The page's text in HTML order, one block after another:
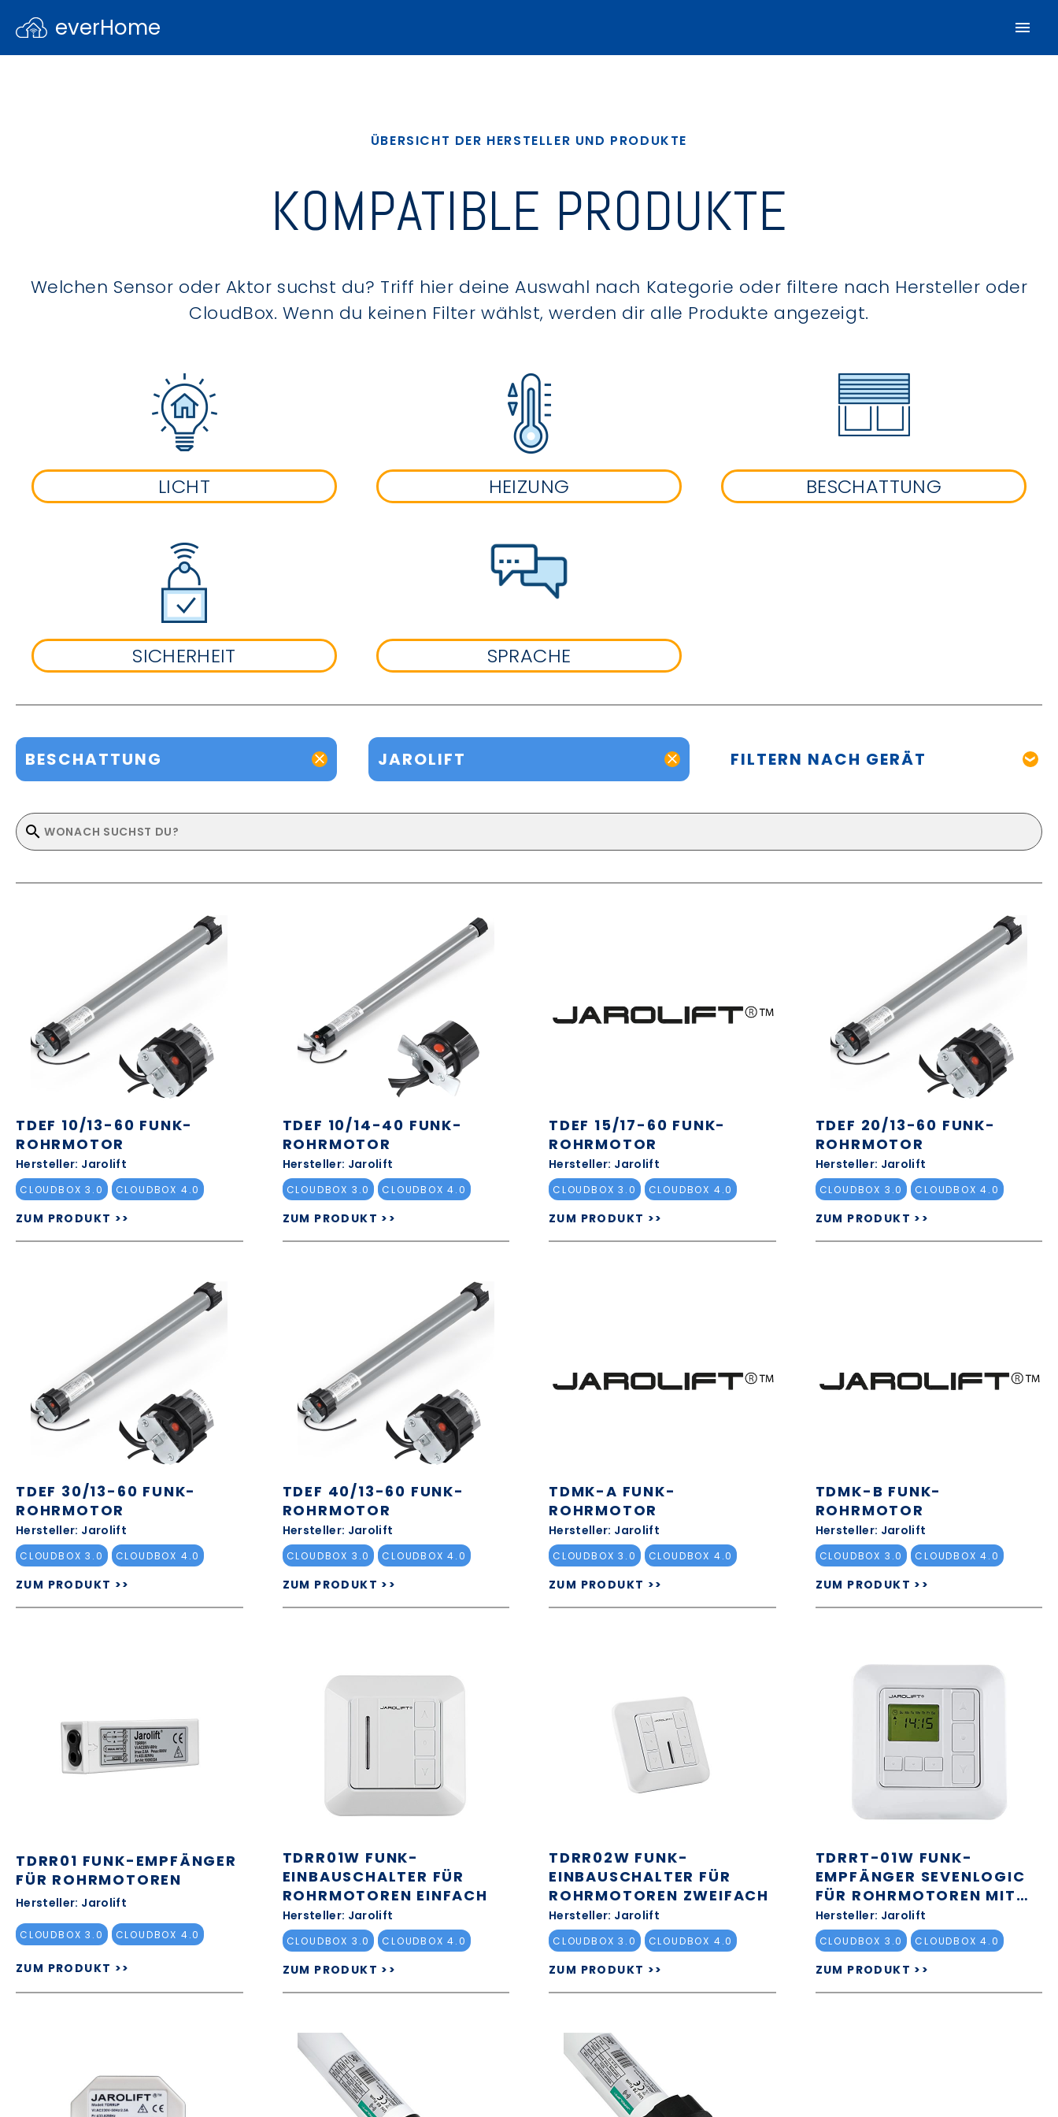
everHome
ÜBERSICHT DER HERSTELLER UND PRODUKTE
KOMPATIBLE PRODUKTE
Welchen Sensor oder Aktor suchst du? Triff hier deine Auswahl nach Kategorie oder filtere nach Hersteller oder
CloudBox. Wenn du keinen Filter wählst, werden dir alle Produkte angezeigt.
LICHT HEIZUNG BESCHATTUNG
SICHERHEIT SPRACHE
BESCHATTUNG JAROLIFT FILTERN NACH GERÄT
TDEF 10/13-60 FUNK-
ROHRMOTOR
Hersteller: Jarolift
CLOUDBOX 3.0 CLOUDBOX 4.0
ZUM PRODUKT >>
TDEF 10/14-40 FUNK-
ROHRMOTOR
Hersteller: Jarolift
CLOUDBOX 3.0 CLOUDBOX 4.0
ZUM PRODUKT >>
TDEF 15/17-60 FUNK-
ROHRMOTOR
Hersteller: Jarolift
CLOUDBOX 3.0 CLOUDBOX 4.0
ZUM PRODUKT >>
TDEF 20/13-60 FUNK-
ROHRMOTOR
Hersteller: Jarolift
CLOUDBOX 3.0 CLOUDBOX 4.0
ZUM PRODUKT >>
TDEF 30/13-60 FUNK-
ROHRMOTOR
Hersteller: Jarolift
CLOUDBOX 3.0 CLOUDBOX 4.0
ZUM PRODUKT >>
TDEF 40/13-60 FUNK-
ROHRMOTOR
Hersteller: Jarolift
CLOUDBOX 3.0 CLOUDBOX 4.0
ZUM PRODUKT >>
TDMK-A FUNK-
ROHRMOTOR
Hersteller: Jarolift
CLOUDBOX 3.0 CLOUDBOX 4.0
ZUM PRODUKT >>
TDMK-B FUNK-
ROHRMOTOR
Hersteller: Jarolift
CLOUDBOX 3.0 CLOUDBOX 4.0
ZUM PRODUKT >>
TDRR01 FUNK-EMPFÄNGER
FÜR ROHRMOTOREN
Hersteller: Jarolift
CLOUDBOX 3.0 CLOUDBOX 4.0
ZUM PRODUKT >>
TDRR01W FUNK-
EINBAUSCHALTER FÜR
ROHRMOTOREN EINFACH
Hersteller: Jarolift
CLOUDBOX 3.0 CLOUDBOX 4.0
ZUM PRODUKT >>
TDRR02W FUNK-
EINBAUSCHALTER FÜR
ROHRMOTOREN ZWEIFACH
Hersteller: Jarolift
CLOUDBOX 3.0 CLOUDBOX 4.0
ZUM PRODUKT >>
TDRRT-01W FUNK-
EMPFÄNGER SEVENLOGIC
FÜR ROHRMOTOREN MIT
UHR
Hersteller: Jarolift
CLOUDBOX 3.0 CLOUDBOX 4.0
ZUM PRODUKT >>